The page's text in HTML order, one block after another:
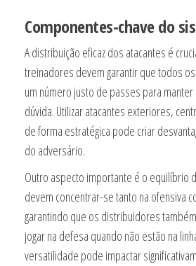
Componentes-chave do
A distribuição eficaz dos atacantes é
treinadores devem garantir que todos
um número justo de passes para
dúvida. Utilizar atacantes exteriores,
de forma estratégica pode criar
do adversário.
Outro aspecto importante é o equilíbrio
devem concentrar-se tanto na ofensiva
garantindo que os distribuidores
jogar na defesa quando não estão na
versatilidade pode impactar